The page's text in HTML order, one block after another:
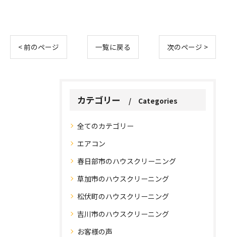
< 前のページ 一覧に戻る 次のページ >
カテゴリー Categories
全てのカテゴリー
エアコン
春日部市のハウスクリーニング
草加市のハウスクリーニング
松伏町のハウスクリーニング
吉川市のハウスクリーニング
お客様の声